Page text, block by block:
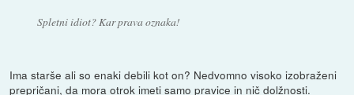
Spletni idiot? Kar prava oznaka!
Ima starše ali so enaki debili kot on? Nedvomno visoko izobraženi
prepričani, da mora otrok imeti samo pravice in nič dolžnosti.